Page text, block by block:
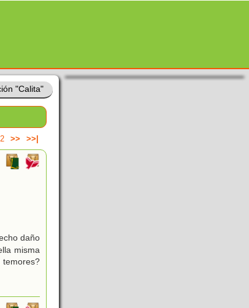
"Calita"
2 >> >>|
daño
misma